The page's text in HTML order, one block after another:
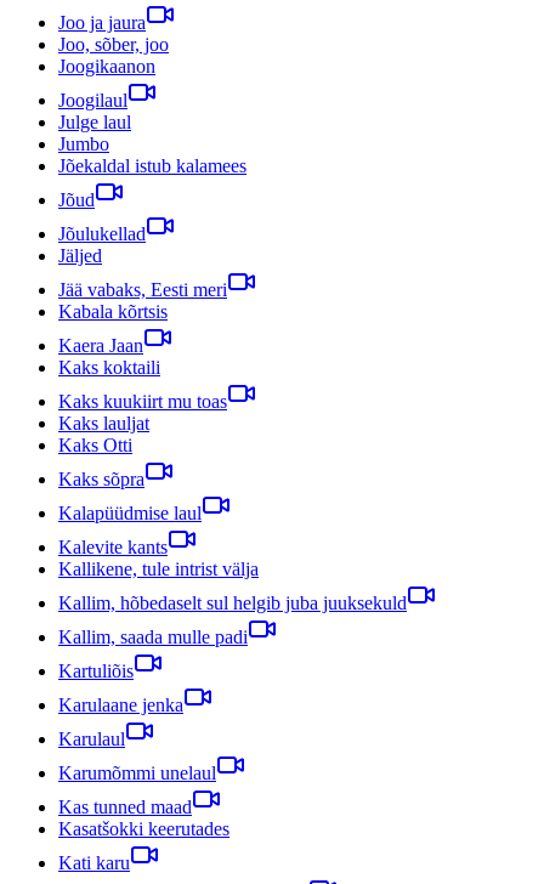
Joo ja jaura
Joo, sõber, joo
Joogikaanon
Joogilaul
Julge laul
Jumbo
Jõekaldal istub kalamees
Jõud
Jõulukellad
Jäljed
Jää vabaks, Eesti meri
Kabala kõrtsis
Kaera Jaan
Kaks koktaili
Kaks kuukiirt mu toas
Kaks lauljat
Kaks Otti
Kaks sõpra
Kalapüüdmise laul
Kalevite kants
Kallikene, tule intrist välja
Kallim, hõbedaselt sul helgib juba juuksekuld
Kallim, saada mulle padi
Kartuliõis
Karulaane jenka
Karulaul
Karumõmmi unelaul
Kas tunned maad
Kasatšokki keerutades
Kati karu